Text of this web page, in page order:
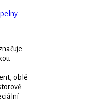
oblé